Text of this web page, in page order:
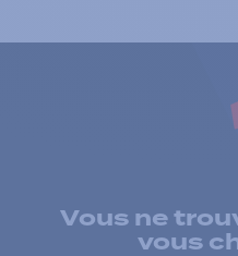
Vous ne
vous